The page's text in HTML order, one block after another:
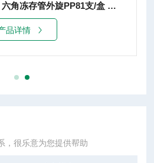
TFT-2ML-EX-812ml 六角冻存管外旋PP81支/盒 实验室耗材
品详情
，很乐意为您提供帮助